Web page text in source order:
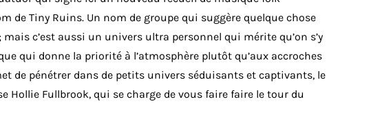
de Tiny Ruins. Un nom de groupe qui suggère quelque chose
c’est aussi un univers ultra personnel qui mérite qu’on s’y
qui donne la priorité à l’atmosphère plutôt qu’aux accroches
de pénétrer dans de petits univers séduisants et captivants, le
Hollie Fullbrook, qui se charge de vous faire faire le tour du